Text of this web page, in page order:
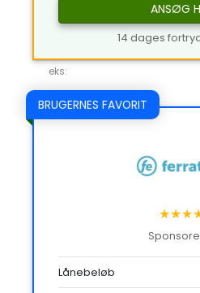
ANSØG
14 dages
eks:
BRUGERNES FAVORIT
Lånebeløb